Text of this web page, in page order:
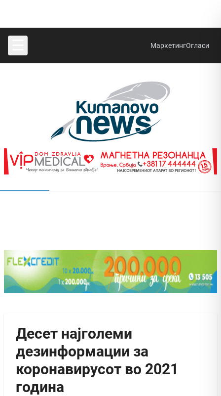
МаркетингОгласи
Десет најголеми
дезинформации за
коронавирусот во 2021
година